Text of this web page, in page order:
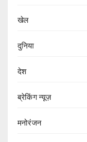
खेल
दुनिया
देश
ब्रेकिंग न्यूज़
मनोरंजन